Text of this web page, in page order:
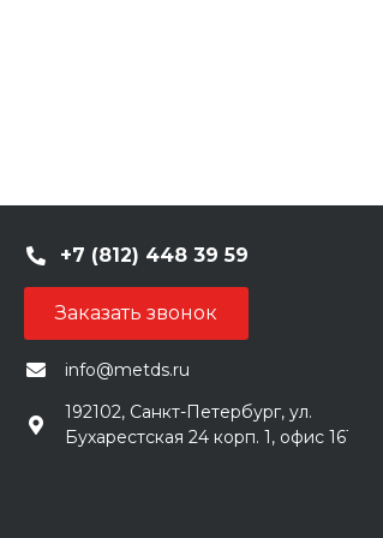
+7 (812) 448 39 59
Заказать звонок
info@metds.ru
192102, Санкт-Петербург, ул.
Бухарестская 24 корп. 1, офис 161